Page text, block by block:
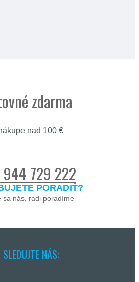
zdarma
nad 100 €
944 729 222
PORADIŤ?
sa nás, radi poradíme
SLEDUJTE NÁS: